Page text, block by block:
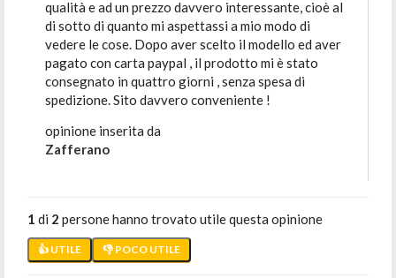
qualità e ad un prezzo davvero interessante, cioè al
di sotto di quanto mi aspettassi a mio modo di
vedere le cose. Dopo aver scelto il modello ed aver
pagato con carta paypal , il prodotto mi è stato
consegnato in quattro giorni , senza spesa di
spedizione. Sito davvero conveniente !
opinione inserita da
Zafferano
1 di 2 persone hanno trovato utile questa opinione
👍 UTILE 👎 POCO UTILE